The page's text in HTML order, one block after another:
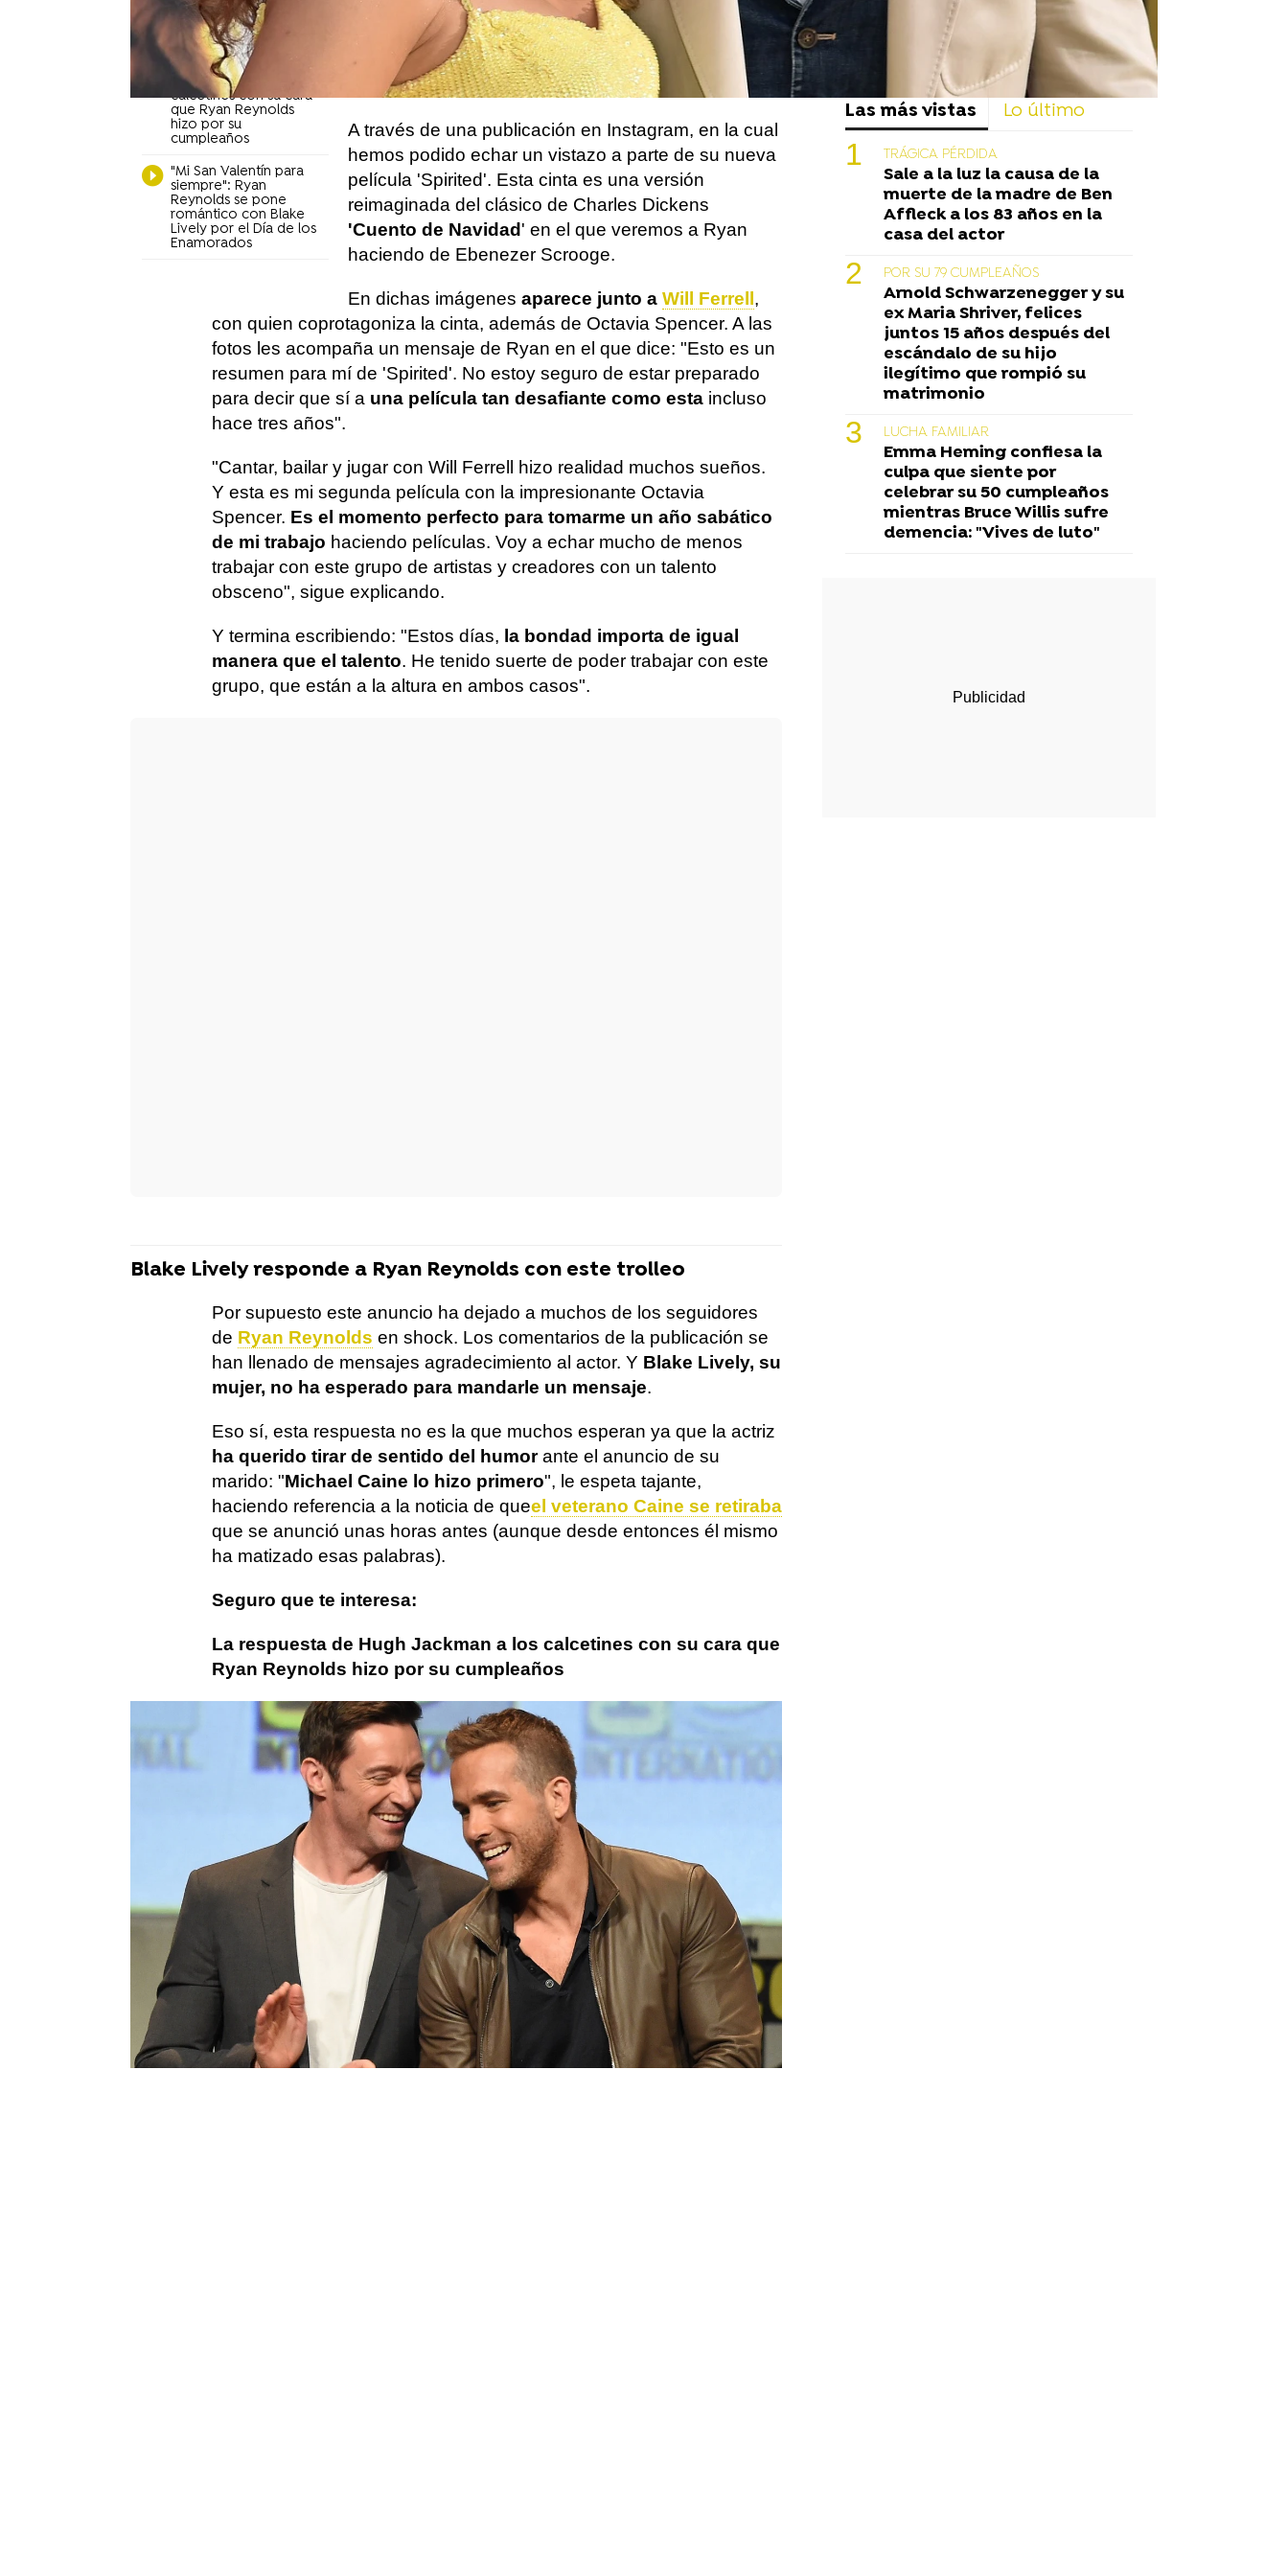
de Ryan Reynolds
tiñendo el pelo de su
esposa Blake Lively
La respuesta de Hugh
Jackman a los
calcetines con su cara
que Ryan Reynolds
hizo por su
cumpleaños
"Mi San Valentín para
siempre": Ryan
Reynolds se pone
romántico con Blake
Lively por el Día de los
Enamorados
y 'Spirited'. Pero parece que, a pesar del éxito,
Ryan necesita un descanso de la actuación y él
mismo ha anunciado que se va a tomar un momento
sabático... a su manera.
A través de una publicación en Instagram, en la cual
hemos podido echar un vistazo a parte de su nueva
película 'Spirited'. Esta cinta es una versión
reimaginada del clásico de Charles Dickens
'Cuento de Navidad ' en el que veremos a Ryan
haciendo de Ebenezer Scrooge.
En dichas imágenes aparece junto a Will Ferrell ,
con quien coprotagoniza la cinta, además de Octavia Spencer. A las
fotos les acompaña un mensaje de Ryan en el que dice: "Esto es un
resumen para mí de 'Spirited'. No estoy seguro de estar preparado
para decir que sí a una película tan desafiante como esta incluso
hace tres años".
"Cantar, bailar y jugar con Will Ferrell hizo realidad muchos sueños.
Y esta es mi segunda película con la impresionante Octavia
Spencer. Es el momento perfecto para tomarme un año sabático
de mi trabajo haciendo películas. Voy a echar mucho de menos
trabajar con este grupo de artistas y creadores con un talento
obsceno", sigue explicando.
Y termina escribiendo: "Estos días, la bondad importa de igual
manera que el talento. He tenido suerte de poder trabajar con este
grupo, que están a la altura en ambos casos".
Blake Lively responde a Ryan Reynolds con este trolleo
Por supuesto este anuncio ha dejado a muchos de los seguidores
de Ryan Reynolds en shock. Los comentarios de la publicación se
han llenado de mensajes agradecimiento al actor. Y Blake Lively, su
mujer, no ha esperado para mandarle un mensaje.
Eso sí, esta respuesta no es la que muchos esperan ya que la actriz
ha querido tirar de sentido del humorante el anuncio de su
marido: "Michael Caine lo hizo primero", le espeta tajante,
haciendo referencia a la noticia de queel veterano Caine se retiraba
que se anunció unas horas antes (aunque desde entonces él mismo
ha matizado esas palabras).
Seguro que te interesa:
La respuesta de Hugh Jackman a los calcetines con su cara que
Ryan Reynolds hizo por su cumpleaños
Ryan Reynolds Blake Lively
Las más vistas Lo último
TRÁGICA PÉRDIDA
Sale a la luz la causa de la
muerte de la madre de Ben
Affleck a los 83 años en la
casa del actor
POR SU 79 CUMPLEAÑOS
Arnold Schwarzenegger y su
ex Maria Shriver, felices
juntos 15 años después del
escándalo de su hijo
ilegítimo que rompió su
matrimonio
LUCHA FAMILIAR
Emma Heming confiesa la
culpa que siente por
celebrar su 50 cumpleaños
mientras Bruce Willis sufre
demencia: "Vives de luto"